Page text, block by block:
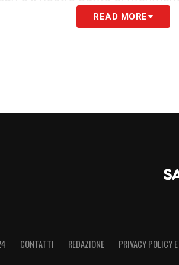
READ MORE
CONTATTI REDAZIONE PRIVACY POLICY